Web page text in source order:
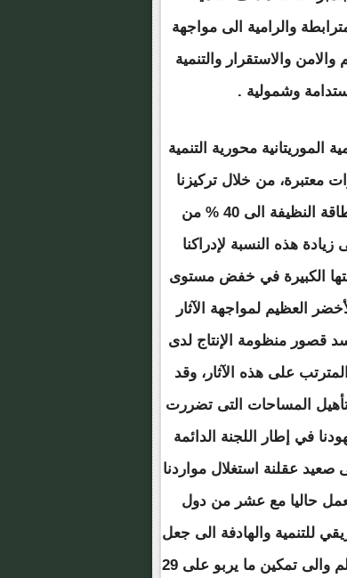
المترابطة والرامية الى مواجهة
والاستقرار والتنمية
وشمولية .
الموريتانية محورية التنمية
معتبرة، من خلال تركيزنا
على الطاقات المتجددة الشمسية والهوائية، وقد وصلت نسبة الطاقة النظيفة الى 40 % من
هذه النسبة لإدراكنا
الكبيرة في خفض مستوى
العظيم لمواجهة الآثار
قصور منظومة الإنتاج لدى
على هذه الآثار، وقد
تأهيل المساحات التى تضررت
في إطار اللجنة الدائمة
عقلنة استغلال مواردنا
نعمل حاليا مع عشر من دول
للتنمية والهادفة الى جعل
منطقة الساحل من أكبر المناطق المنتجة للطاقة الشمسية في العالم والى تمكين ما يربو على 29